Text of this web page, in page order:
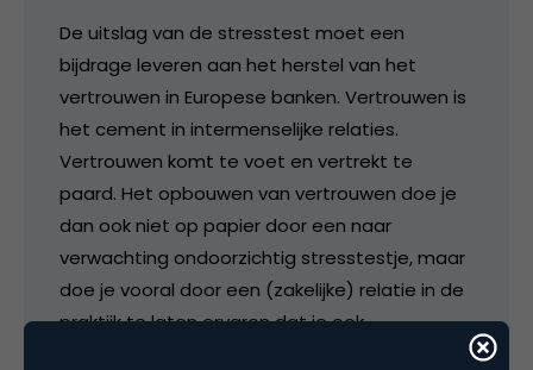
De uitslag van de stresstest moet een
bijdrage leveren aan het herstel van het
vertrouwen in Europese banken. Vertrouwen is
het cement in intermenselijke relaties.
Vertrouwen komt te voet en vertrekt te
paard. Het opbouwen van vertrouwen doe je
dan ook niet op papier door een naar
verwachting ondoorzichtig stresstestje, maar
doe je vooral door een (zakelijke) relatie in de
praktijk te laten ervaren dat je ook